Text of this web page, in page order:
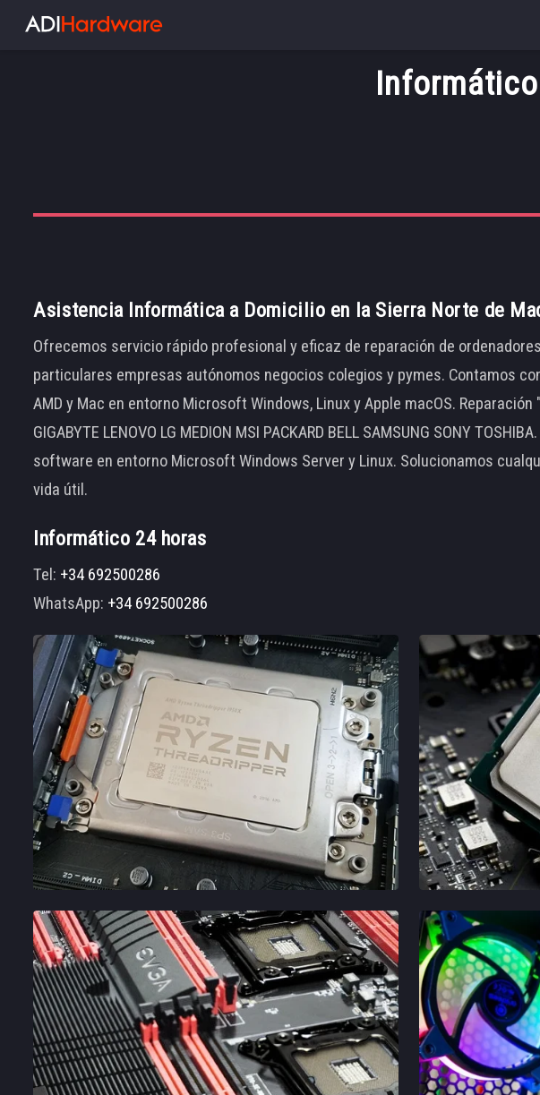
Asistencia Informática a Domicilio en la Sierra Norte de
Ofrecemos servicio rápido profesional y eficaz de reparación de
particulares empresas autónomos negocios colegios y pymes. Contamos
AMD y Mac en entorno Microsoft Windows, Linux y Apple macOS. Reparación
GIGABYTE LENOVO LG MEDION MSI PACKARD BELL SAMSUNG SONY
software en entorno Microsoft Windows Server y Linux. Solucionamos
vida útil.
Informático 24 horas
Tel: +34 692500286
WhatsApp: +34 692500286